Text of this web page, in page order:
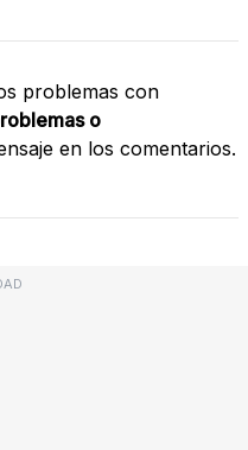
problemas con
o
en los comentarios.